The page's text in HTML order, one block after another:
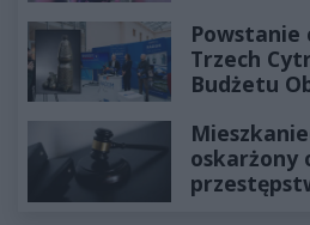
Trzech
Budżetu
oskarżony